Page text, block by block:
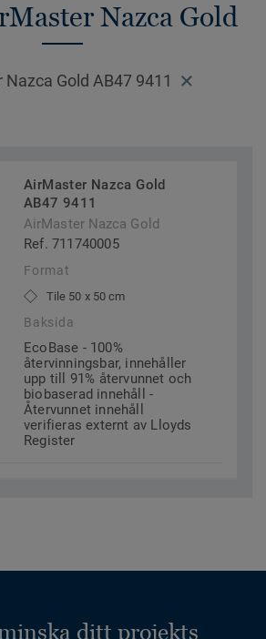
Nazca Gold
Gold AB47 9411
AirMaster Nazca Gold
AB47 9411
AirMaster Nazca Gold
Ref. 711740005
Format
Tile 50 x 50 cm
Baksida
EcoBase - 100%
återvinningsbar, innehåller
upp till 91% återvunnet och
biobaserad innehåll -
Återvunnet innehåll
verifieras externt av Lloyds
Register
ditt projekts